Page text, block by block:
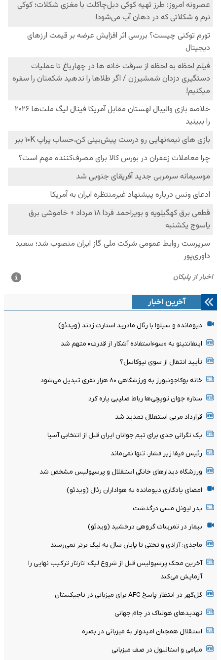
آخرین اخبار
دیومانده و سیلوا با رئال مادرید استارت زدند (ویدئو)
اینفانتینو به «سوءاستفاده آشکار از قدرت» متهم شد
تأیید انتقال از سوی نیوکاسل؟
خانه بوکاجونیورز به ورزشگاهی ۸۰ هزار نفری تبدیل می‌شود
ستاره جوان توپچی‌ها رباط صلیبی پاره کرد
قرارداد مربی استقلال تمدید شد
یک نگرانی جدی برای تیم جوانان ایران قبل از انتخابی آسیا
رئیس فیفا زیر فشار، تنها نمی‌ماند
ورزشگاه دیدارهای خانگی استقلال و پرسپولیس مشخص شد
امضای یادگاری دیومانده به هواداران رئال (ویدئو)
پدر لیونل مسی درگذشت
نیمار در تمرینات گروهی درخشید (ویدئو)
ماجدی: آزادی و تختی تا پایان سال به لیگ برتر نمی‌رسند
آخرین محک پرسپولیس قبل از شروع لیگ؛ تارتار ترکیب نهایی را
آزمایش می‌کند
گل‌گهر در انتظار پاسخ AFC برای میزبانی در تاجیکستان
تهدیدهای هولناک در جام جهانی
استقلال همچنان امیدوار به میزبانی در بصره
میامی و استانبول در صف میزبانی